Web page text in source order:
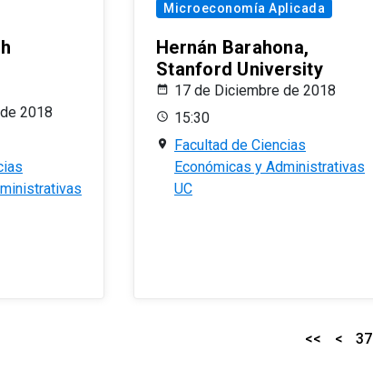
2018
Microeconomía Aplicada
Hernán Barahona,
Stanford University
17 de Diciembre de 2018
15:30
Facultad de Ciencias
Económicas y Administrativas
UC
<< < 37